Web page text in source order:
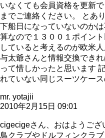
いなくても会員資格を更新
までご連絡ください。 とあ
下船日になっていないのか
算なので１３００１ポイン
していると考えるのが欧米
与太爺さんと情報交換でき
って惜しかったと思います
れていない同じスーツケー
mr. yotajii
2010年2月15日 09:01
cigecigeさん、おはようご
鳥クラブやドルフィンクラ